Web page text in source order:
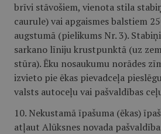
brīvi stāvošiem, vienota stila
caurule) vai apgaismes balstiem
augstumā (pielikums Nr. 3).
sarkano līniju krustpunktā (uz
stūra). Ēku nosaukumu norādes
izvieto pie ēkas pievadceļa
valsts autoceļu vai pašvaldības
10. Nekustamā īpašuma (ēkas)
atļaut Alūksnes novada